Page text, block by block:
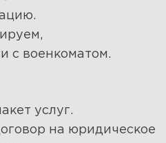
с военкоматом.
услуг.
на юридическое